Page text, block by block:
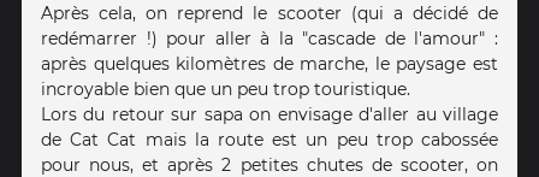
Après cela, on reprend le scooter (qui a décidé de
redémarrer !) pour aller à la "cascade de l'amour" :
après quelques kilomètres de marche, le paysage est
incroyable bien que un peu trop touristique.
Lors du retour sur sapa on envisage d'aller au village
de Cat Cat mais la route est un peu trop cabossée
pour nous, et après 2 petites chutes de scooter, on